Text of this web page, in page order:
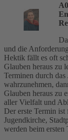
und die
Hektik fällt es oft
Glauben heraus zu
Terminen durch
wahrzunehmen,
Glauben heraus zu
aller Vielfalt und
Der erste Termin
Jugendkirche,
werden beim ersten